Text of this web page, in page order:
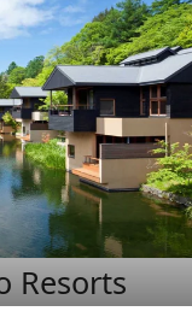
Resorts